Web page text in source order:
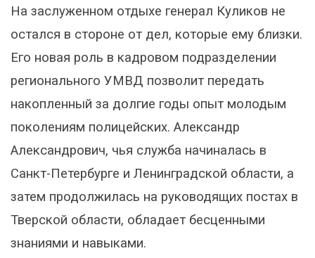
На заслуженном отдыхе генерал Куликов не
остался в стороне от дел, которые ему близки.
Его новая роль в кадровом подразделении
регионального УМВД позволит передать
накопленный за долгие годы опыт молодым
поколениям полицейских. Александр
Александрович, чья служба начиналась в
Санкт-Петербурге и Ленинградской области, а
затем продолжилась на руководящих постах в
Тверской области, обладает бесценными
знаниями и навыками.